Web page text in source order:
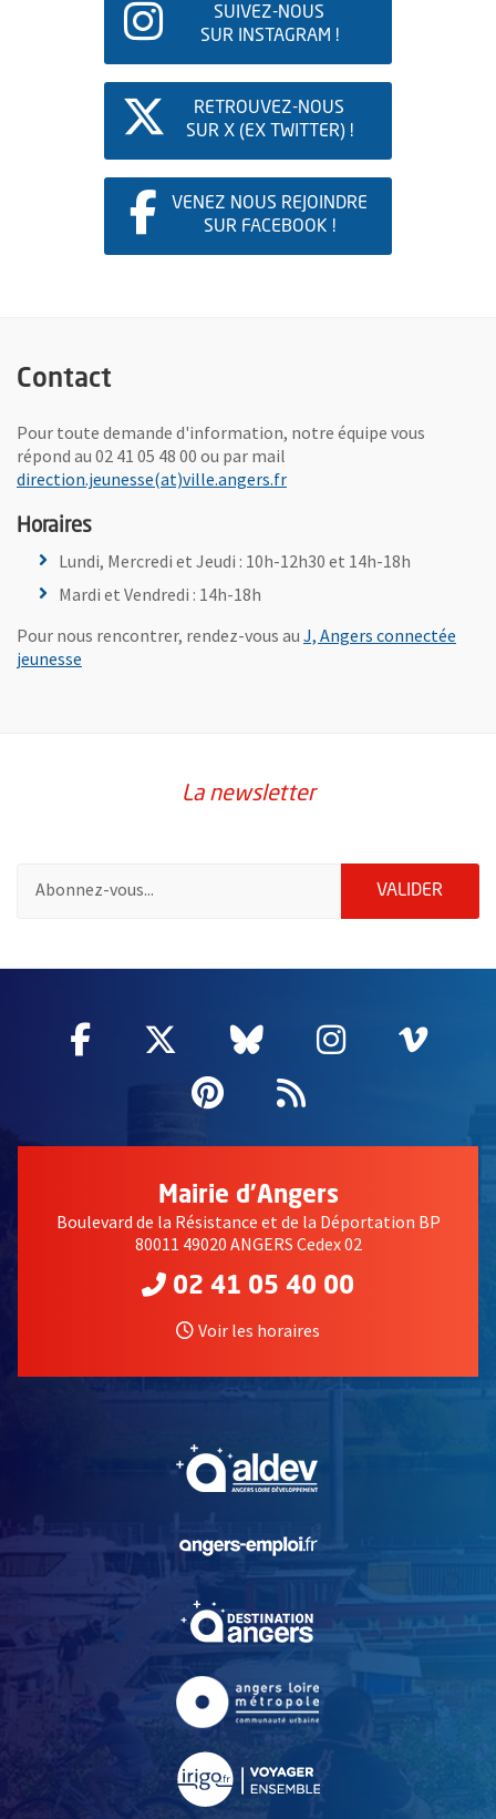
SUIVEZ-NOUS
SUR INSTAGRAM !
, OUVRE UNE NOUVELLE
RETROUVEZ-NOUS
SUR X (EX TWITTER) !
, OUVRE UNE NOUVELLE
VENEZ NOUS REJOINDRE
SUR FACEBOOK !
, OUVRE UNE NOUVELLE
Contact
Pour toute demande d'information, notre équipe vous
répond au 02 41 05 48 00 ou par mail
direction.jeunesse(at)ville.angers.fr, Ouvre une nouvelle
Horaires
Lundi, Mercredi et Jeudi : 10h-12h30 et 14h-18h
Mardi et Vendredi : 14h-18h
Pour nous rencontrer, rendez-vous au J, Angers connectée
jeunesse
La newsletter
VALIDER
Facebook
, Ouvre une nouvelle fenêtre
Twitter
, Ouvre une nouvelle
Bluesky
, Ouvre une
Instagram
, Ouvre
,
Pinterest
, Ouvre une
Flux RSS
Mairie d'Angers
Boulevard de la Résistance et de la Déportation BP
80011 49020 ANGERS Cedex 02
02 41 05 40 00
Voir les horaires
, Ouvre une nouvelle
, Ouvre une nouvelle